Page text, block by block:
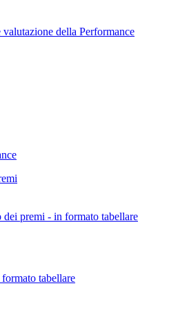
valutazione della Performance
premi - in formato tabellare
tabellare